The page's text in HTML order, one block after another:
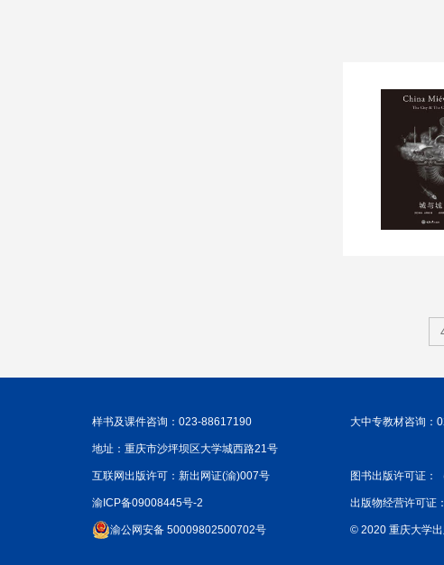
样书及课件咨询：023-88617190 大中专教材咨询：
地址：重庆市沙坪坝区大学城西路21号
互联网出版许可：新出网证(渝)007号 图书出版许可证：
渝ICP备09008445号-2 出版物经营许可证
渝公网安备 50009802500702号 © 2020 重庆大学